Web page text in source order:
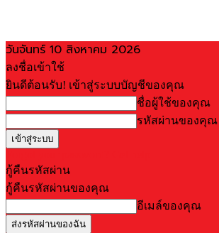
วันจันทร์ 10 สิงหาคม 2026
ลงชื่อเข้าใช้
ยินดีต้อนรับ! เข้าสู่ระบบบัญชีของคุณ
ชื่อผู้ใช้ของคุณ
รหัสผ่านของคุณ
กู้คืนรหัสผ่าน
กู้คืนรหัสผ่านของคุณ
อีเมล์ของคุณ